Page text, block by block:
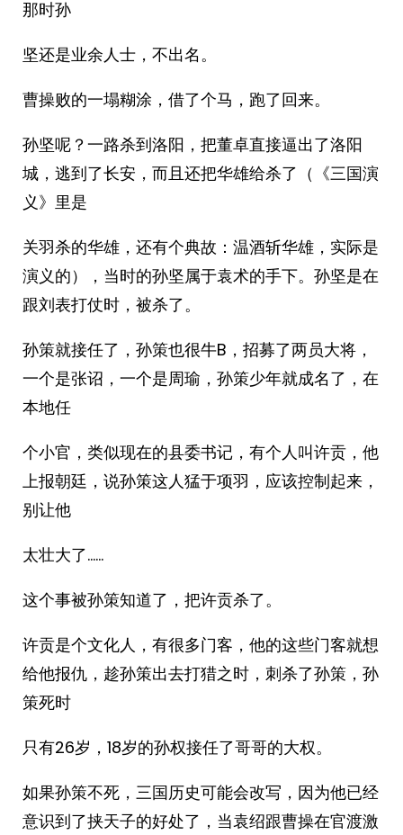
那时孙
坚还是业余人士，不出名。
曹操败的一塌糊涂，借了个马，跑了回来。
孙坚呢？一路杀到洛阳，把董卓直接逼出了洛阳
城，逃到了长安，而且还把华雄给杀了（《三国演
义》里是
关羽杀的华雄，还有个典故：温酒斩华雄，实际是
演义的），当时的孙坚属于袁术的手下。孙坚是在
跟刘表打仗时，被杀了。
孙策就接任了，孙策也很牛B，招募了两员大将，
一个是张诏，一个是周瑜，孙策少年就成名了，在
本地任
个小官，类似现在的县委书记，有个人叫许贡，他
上报朝廷，说孙策这人猛于项羽，应该控制起来，
别让他
太壮大了……
这个事被孙策知道了，把许贡杀了。
许贡是个文化人，有很多门客，他的这些门客就想
给他报仇，趁孙策出去打猎之时，刺杀了孙策，孙
策死时
只有26岁，18岁的孙权接任了哥哥的大权。
如果孙策不死，三国历史可能会改写，因为他已经
意识到了挟天子的好处了，当袁绍跟曹操在官渡激